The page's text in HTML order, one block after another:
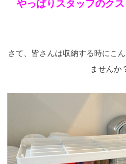
やっぱりスタッフのクス
さて、皆さんは収納する時にこ
ませんか